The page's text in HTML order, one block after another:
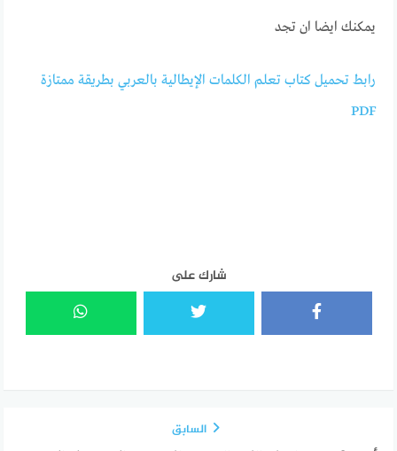
يمكنك ايضا ان تجد
رابط تحميل كتاب تعلم الكلمات الإيطالية بالعربي بطريقة ممتازة
‏PDF
شارك على
السابق